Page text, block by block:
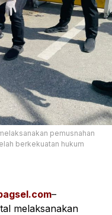
pemusnahan
berkekuatan hukum
–
melaksanakan